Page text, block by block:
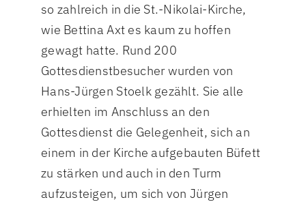
so zahlreich in die St.-Nikolai-Kirche,
wie Bettina Axt es kaum zu hoffen
gewagt hatte. Rund 200
Gottesdienstbesucher wurden von
Hans-Jürgen Stoelk gezählt. Sie alle
erhielten im Anschluss an den
Gottesdienst die Gelegenheit, sich an
einem in der Kirche aufgebauten Büfett
zu stärken und auch in den Turm
aufzusteigen, um sich von Jürgen